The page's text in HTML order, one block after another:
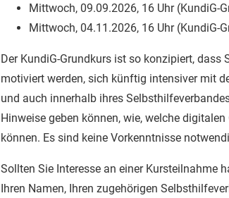
Mittwoch, 09.09.2026, 16 Uhr (KundiG-
Mittwoch, 04.11.2026, 16 Uhr (KundiG-
Der KundiG-Grundkurs ist so konzipiert, dass
motiviert werden, sich künftig intensiver mit
und auch innerhalb ihres
Hinweise geben können, wie, welche
können. Es sind keine Vorkenntnisse
Sollten Sie Interesse an einer Kursteilnahme
Ihren Namen, Ihren zugehörigen